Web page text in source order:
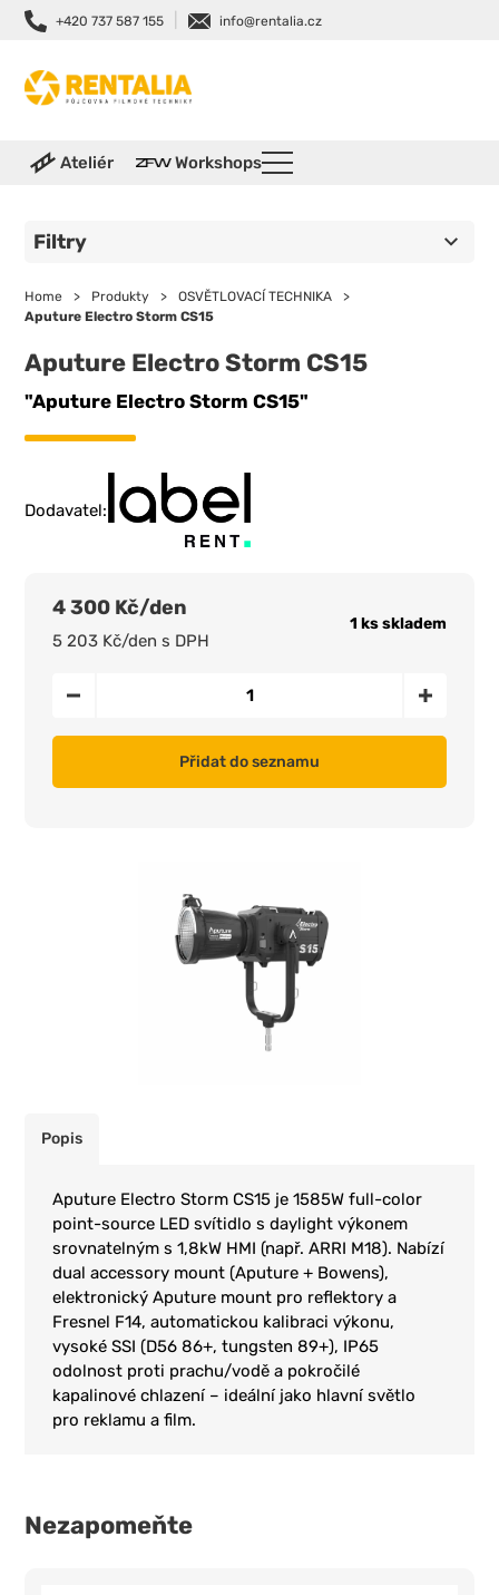
+420 737 587 155 info@rentalia.cz
Ateliér Workshops
Filtry
Home > Produkty > OSVĚTLOVACÍ TECHNIKA
>
Aputure Electro Storm CS15
Aputure Electro Storm CS15
"Aputure Electro Storm CS15"
Dodavatel:
4 300 Kč/den
5 203 Kč/den s DPH
1 ks skladem
Přidat do seznamu
Popis
Aputure Electro Storm CS15 je 1585W full-color
point-source LED svítidlo s daylight výkonem
srovnatelným s 1,8kW HMI (např. ARRI M18). Nabízí
dual accessory mount (Aputure + Bowens),
elektronický Aputure mount pro reflektory a
Fresnel F14, automatickou kalibraci výkonu,
vysoké SSI (D56 86+, tungsten 89+), IP65
odolnost proti prachu/vodě a pokročilé
kapalinové chlazení – ideální jako hlavní světlo
pro reklamu a film.
Nezapomeňte